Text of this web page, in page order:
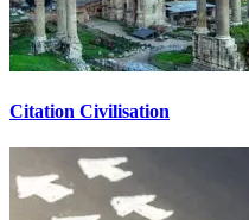
Citation Civilisation